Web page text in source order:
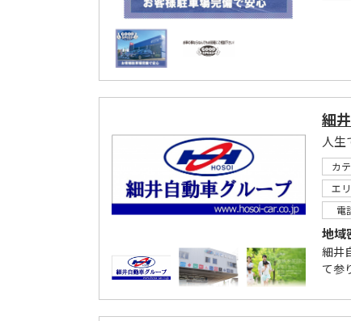
細
カ
エ
電
地域
細井
て参